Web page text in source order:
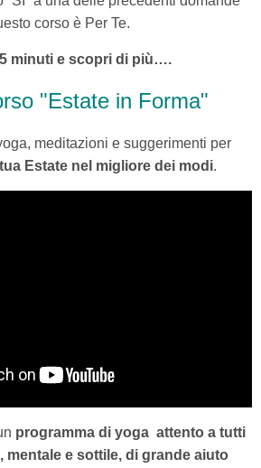
corso è Per Te.
minuti e scopri di più….
"Estate in Forma"
meditazioni e suggerimenti per
Estate nel migliore dei modi.
programma di yoga attento a tutti
mentale e sottile, di grande aiuto